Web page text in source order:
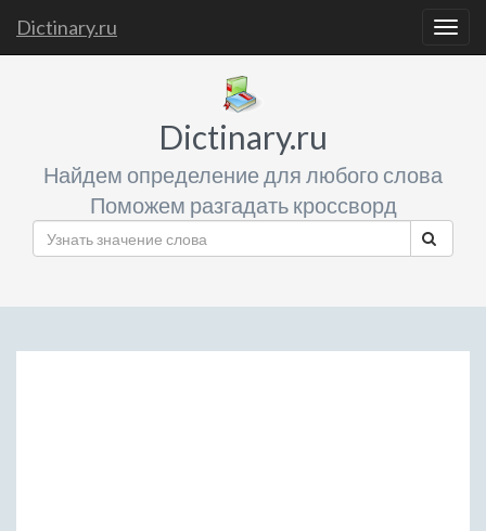
Dictinary.ru
Dictinary.ru
Найдем определение для любого слова
Поможем разгадать кроссворд